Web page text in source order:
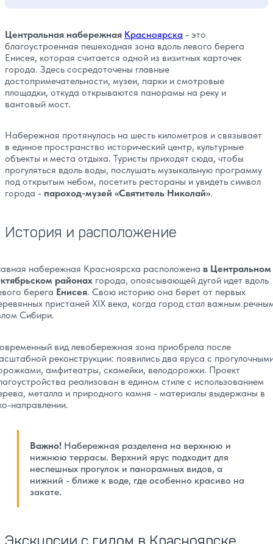
Центральная набережная Красноярска - это
благоустроенная пешеходная зона вдоль левого берега
Енисея, которая считается одной из визитных карточек
города. Здесь сосредоточены главные
достопримечательности, музеи, парки и смотровые
площадки, откуда открываются панорамы на реку и
вантовый мост.
Набережная протянулась на шесть километров и связывает
в единое пространство исторический центр, культурные
объекты и места отдыха. Туристы приходят сюда, чтобы
прогуляться вдоль воды, послушать музыкальную программу
под открытым небом, посетить рестораны и увидеть символ
города - пароход-музей «Святитель Николай».
История и расположение
набережная Красноярска расположена в Центральном
районах города, опоясывающей дугой идет вдоль
берега Енисея. Свою историю она берет от первых
пристаней XIX века, когда город стал важным
Сибири.
вид левобережная зона приобрела после
реконструкции: появились два яруса с
амфитеатры, скамейки, велодорожки. Проект
реализован в едином стиле с использованием
металла и природного камня - материалы выдержаны в
направлении.
Важно! Набережная разделена на верхнюю и
нижнюю террасы. Верхний ярус подходит для
неспешных прогулок и панорамных видов, а
нижний - ближе к воде, где особенно красиво на
закате.